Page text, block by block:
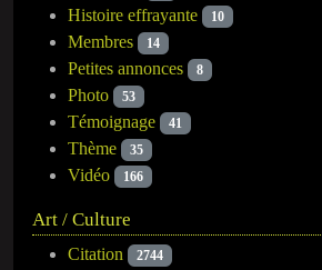
Histoire effrayante 10
Membres 14
Petites annonces 8
Photo 53
Témoignage 41
Thème 35
Vidéo 166
Art / Culture
Citation 2744